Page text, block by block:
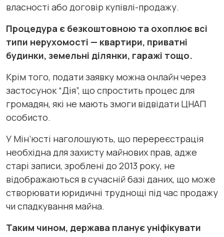
власності або договір купівлі-продажу.
Процедура є безкоштовною та охоплює всі
типи нерухомості — квартири, приватні
будинки, земельні ділянки, гаражі тощо.
Крім того, подати заявку можна онлайн через
застосунок “Дія”, що спростить процес для
громадян, які не мають змоги відвідати ЦНАП
особисто.
У Мін’юсті наголошують, що перереєстрація
необхідна для захисту майнових прав, адже
старі записи, зроблені до 2013 року, не
відображаються в сучасній базі даних, що може
створювати юридичні труднощі під час продажу
чи спадкування майна.
Таким чином, держава планує уніфікувати